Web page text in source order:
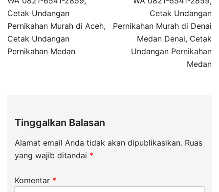
Cetak Undangan
Pernikahan Murah di Aceh,
Cetak Undangan
Pernikahan Medan
Cetak Undangan
Pernikahan Murah di Denai
Medan Denai, Cetak
Undangan Pernikahan
Medan
Tinggalkan Balasan
Alamat email Anda tidak akan dipublikasikan. Ruas
yang wajib ditandai *
Komentar *